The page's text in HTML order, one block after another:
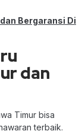
Bergaransi Di
dan
Timur bisa
terbaik.